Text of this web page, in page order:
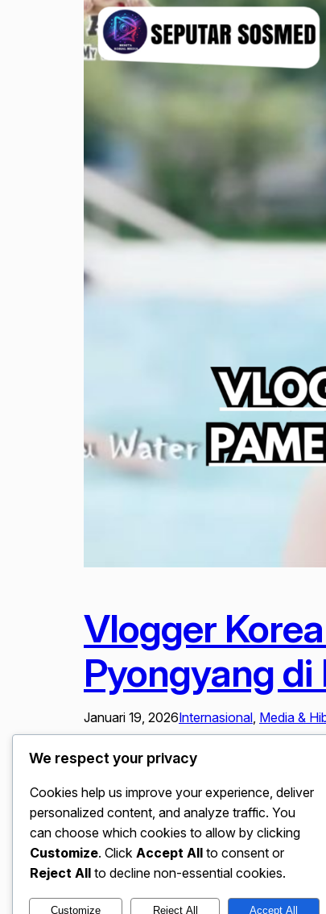
Vlogger
Pyongyang di
Januari 19, 2026Internasional, Media &
Vlogger Korea Utara Viral Pamer
yang memperlihatkan sisi lain dari
video yang memamerkan
warganet…
We respect your privacy
Cookies help us improve your experience, deliver
personalized content, and analyze traffic. You
can choose which cookies to allow by clicking
Customize. Click Accept All to consent or
Reject All to decline non-essential cookies.
Customize Reject All Accept All